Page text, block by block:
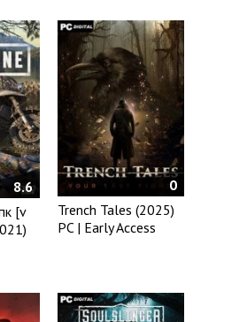
8.6
[v
0
Trench Tales (2025)
PC | Early Access